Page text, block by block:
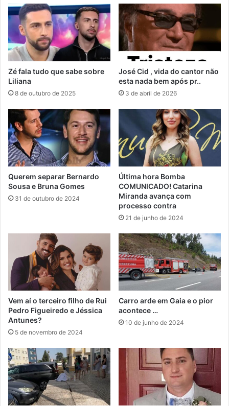
Zé fala tudo que sabe sobre
Liliana
8 de outubro de 2025
José Cid , vida do cantor não
esta nada bem após pr..
3 de abril de 2026
Querem separar Bernardo
Sousa e Bruna Gomes
31 de outubro de 2024
Última hora Bomba
COMUNICADO! Catarina
Miranda avança com
processo contra
21 de junho de 2024
Vem aí o terceiro filho de Rui
Pedro Figueiredo e Jéssica
Antunes?
5 de novembro de 2024
Carro arde em Gaia e o pior
acontece …
10 de junho de 2024